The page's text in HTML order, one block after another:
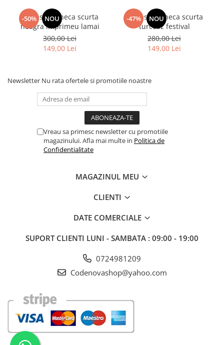
-50% NOU
camasa maneca scurta
neagra imprimeu lamai
300,00 Lei
149,00 Lei
-47% NOU
camasa maneca scurta
turcoaz festival
280,00 Lei
149,00 Lei
Newsletter Nu rata ofertele si promotiile noastre
Vreau sa primesc newsletter cu promotiile
magazinului. Afla mai multe in Politica de
Confidentialitate
MAGAZINUL MEU
CLIENTI
DATE COMERCIALE
SUPORT CLIENTI LUNI - SAMBATA : 09:00 - 19:00
0724981209
Codenovashop@yahoo.com